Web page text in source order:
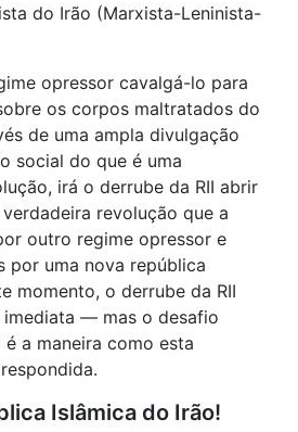
do Irão (Marxista-Leninista-
opressor cavalgá-lo para
os corpos maltratados do
de uma ampla divulgação
social do que é uma
irá o derrube da RII abrir
revolução que a
outro regime opressor e
por uma nova república
momento, o derrube da RII
imediata — mas o desafio
a maneira como esta
Islâmica do Irão!